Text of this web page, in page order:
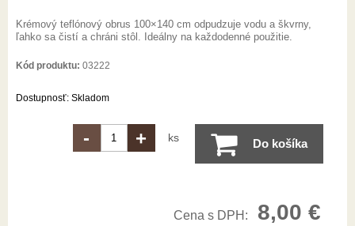
Krémový teflónový obrus 100×140 cm odpudzuje vodu a škvrny,
ľahko sa čistí a chráni stôl. Ideálny na každodenné použitie.
Kód produktu: 03222
Dostupnosť: Skladom
- + ks Do košíka
Cena s DPH: 8,00 €